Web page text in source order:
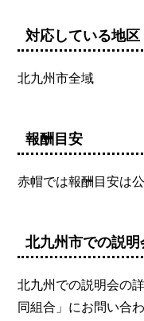
対応している地区
北九州市全域
報酬目安
赤帽では報酬目安は
北九州市での説明
北九州での説明会の
同組合」にお問い合